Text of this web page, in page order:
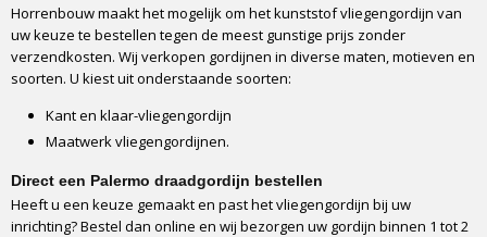
Verkrijgbare breedtes
90 cm of 100 cm
Verkrijgbare lengtes
Handleiding
Ja, in de doos
Verpakking
Full colour box
Vervoerder
Horrenbouw maakt het mogelijk om het kunststof vliegengordijn van
uw keuze te bestellen tegen de meest gunstige prijs zonder
verzendkosten. Wij verkopen gordijnen in diverse maten, motieven en
soorten. U kiest uit onderstaande soorten:
Kant en klaar-vliegengordijn
Maatwerk vliegengordijnen.
Direct een Palermo draadgordijn bestellen
Heeft u een keuze gemaakt en past het vliegengordijn bij uw
inrichting? Bestel dan online en wij bezorgen uw gordijn binnen 1 tot 2